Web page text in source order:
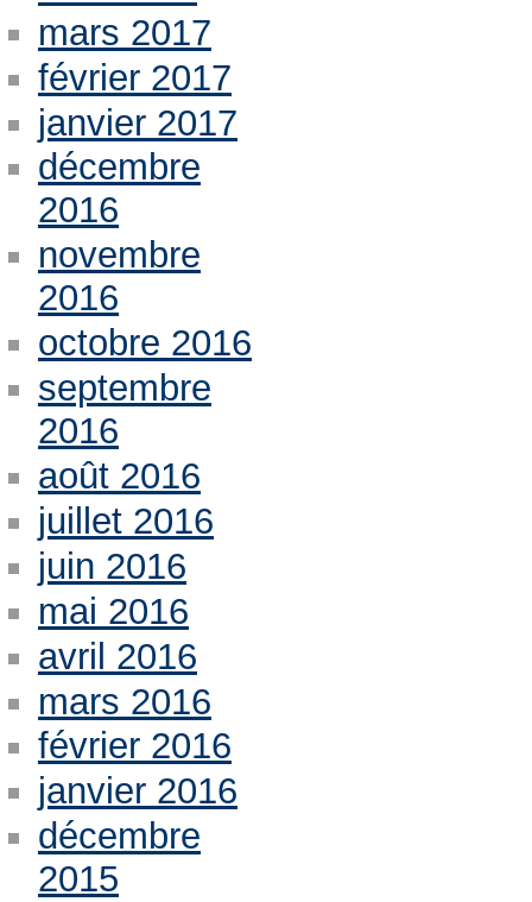
mars 2017
février 2017
janvier 2017
décembre
2016
novembre
2016
octobre 2016
septembre
2016
août 2016
juillet 2016
juin 2016
mai 2016
avril 2016
mars 2016
février 2016
janvier 2016
décembre
2015